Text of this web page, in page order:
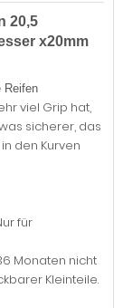
20,5
x20mm
Reifen
viel Grip hat,
sicherer, das
den Kurven
für
Monaten nicht
Kleinteile.